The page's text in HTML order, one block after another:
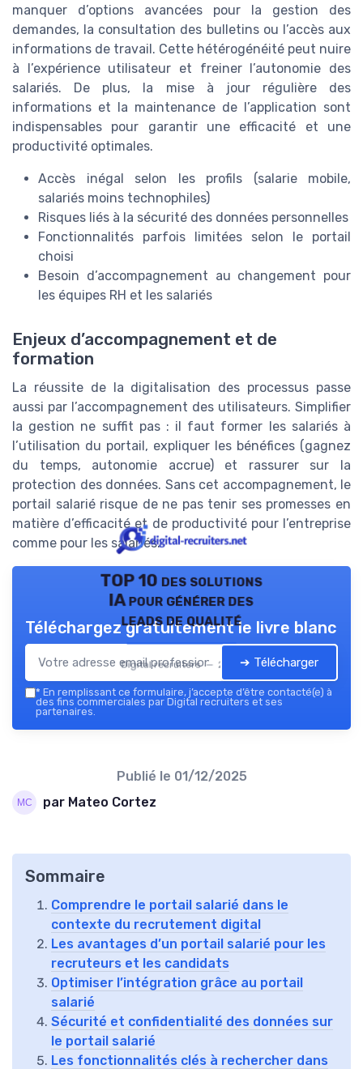
manquer d’options avancées pour la gestion des
demandes, la consultation des bulletins ou l’accès aux
informations de travail. Cette hétérogénéité peut nuire
à l’expérience utilisateur et freiner l’autonomie des
salariés. De plus, la mise à jour régulière des
informations et la maintenance de l’application sont
indispensables pour garantir une efficacité et une
productivité optimales.
Accès inégal selon les profils (salarie mobile,
salariés moins technophiles)
Risques liés à la sécurité des données personnelles
Fonctionnalités parfois limitées selon le portail
choisi
Besoin d’accompagnement au changement pour
les équipes RH et les salariés
Enjeux d’accompagnement et de
formation
La réussite de la digitalisation des processus passe
aussi par l’accompagnement des utilisateurs. Simplifier
la gestion ne suffit pas : il faut former les salariés à
l’utilisation du portail, expliquer les bénéfices (gagnez
du temps, autonomie accrue) et rassurer sur la
protection des données. Sans cet accompagnement, le
portail salarié risque de ne pas tenir ses promesses en
matière d’efficacité et de productivité pour l’entreprise
comme pour les salariés.
TOP 10 des solutions
IA pour générer des
leads de qualité
Digital recruiters — 2026
Téléchargez gratuitement le livre blanc
➔ Télécharger
* En remplissant ce formulaire, j’accepte d’être contacté(e) à
des fins commerciales par Digital recruiters et ses
partenaires.
Publié le 01/12/2025
par Mateo Cortez
Sommaire
Comprendre le portail salarié dans le
contexte du recrutement digital
Les avantages d’un portail salarié pour les
recruteurs et les candidats
Optimiser l’intégration grâce au portail
salarié
Sécurité et confidentialité des données sur
le portail salarié
Les fonctionnalités clés à rechercher dans